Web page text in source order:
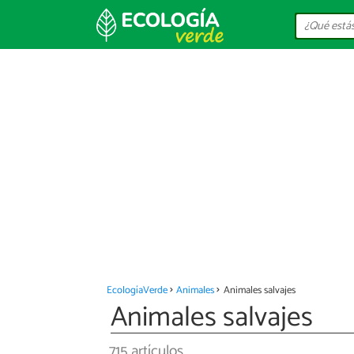
EcologíaVerde Animales Animales salvajes
Animales salvajes